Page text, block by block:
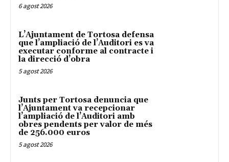
6 agost 2026
L’Ajuntament de Tortosa defensa
que l’ampliació de l’Auditori es va
executar conforme al contracte i
la direcció d’obra
5 agost 2026
Junts per Tortosa denuncia que
l’Ajuntament va recepcionar
l’ampliació de l’Auditori amb
obres pendents per valor de més
de 256.000 euros
5 agost 2026